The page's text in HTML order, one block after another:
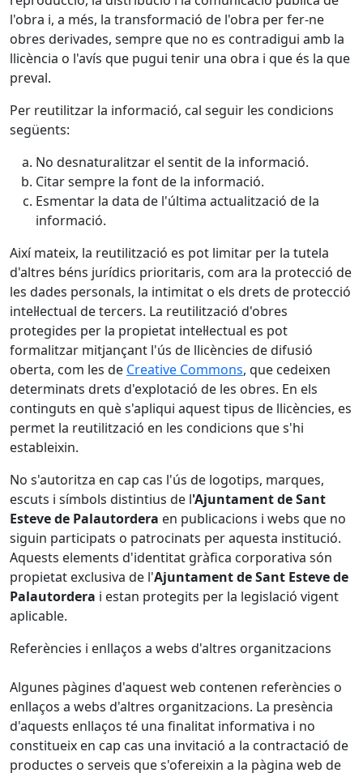
l'obra i, a més, la transformació de l'obra per fer-ne
obres derivades, sempre que no es contradigui amb la
llicència o l'avís que pugui tenir una obra i que és la que
preval.
Per reutilitzar la informació, cal seguir les condicions
següents:
No desnaturalitzar el sentit de la informació.
Citar sempre la font de la informació.
Esmentar la data de l'última actualització de la
informació.
Així mateix, la reutilització es pot limitar per la tutela
d'altres béns jurídics prioritaris, com ara la protecció de
les dades personals, la intimitat o els drets de protecció
intel·lectual de tercers. La reutilització d'obres
protegides per la propietat intel·lectual es pot
formalitzar mitjançant l'ús de llicències de difusió
oberta, com les de Creative Commons, que cedeixen
determinats drets d'explotació de les obres. En els
continguts en què s'apliqui aquest tipus de llicències, es
permet la reutilització en les condicions que s'hi
estableixin.
No s'autoritza en cap cas l'ús de logotips, marques,
escuts i símbols distintius de l'Ajuntament de Sant
Esteve de Palautordera en publicacions i webs que no
siguin participats o patrocinats per aquesta institució.
Aquests elements d'identitat gràfica corporativa són
propietat exclusiva de l'Ajuntament de Sant Esteve de
Palautordera i estan protegits per la legislació vigent
aplicable.
Referències i enllaços a webs d'altres organitzacions
Algunes pàgines d'aquest web contenen referències o
enllaços a webs d'altres organitzacions. La presència
d'aquests enllaços té una finalitat informativa i no
constitueix en cap cas una invitació a la contractació de
productes o serveis que s'ofereixin a la pàgina web de